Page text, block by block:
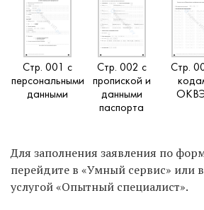
Стр. 001 с
персональными
данными
Стр. 002 с
пропиской и
данными
паспорта
Стр.
Для заполнения заявления по
перейдите в «Умный сервис» или
услугой «Опытный специалист».